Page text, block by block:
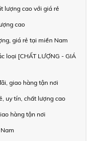
lượng cao với giá rẻ
cao
giá rẻ tại miền Nam
loại [CHẤT LƯỢNG - GIÁ
giao hàng tận nơi
uy tín, chất lượng cao
hàng tận nơi